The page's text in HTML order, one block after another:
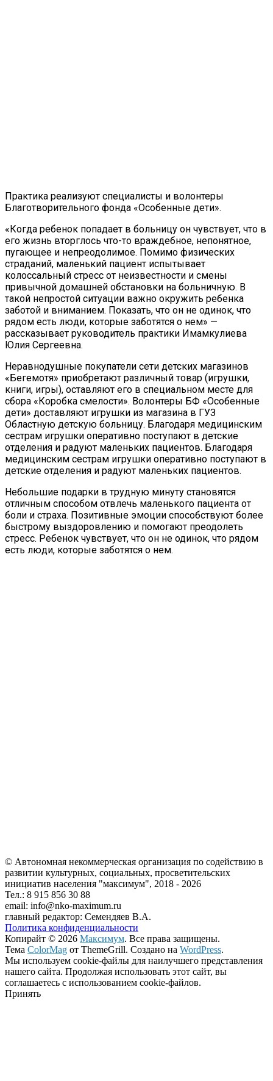
Практика реализуют специалисты и волонтеры
Благотворительного фонда «Особенные дети».
«Когда ребенок попадает в больницу он чувствует, что в
его жизнь вторглось что-то враждебное, непонятное,
пугающее и непреодолимое. Помимо физических
страданий, маленький пациент испытывает
колоссальный стресс от неизвестности и смены
привычной домашней обстановки на больничную. В
такой непростой ситуации важно окружить ребенка
заботой и вниманием. Показать, что он не одинок, что
рядом есть люди, которые заботятся о нем» —
рассказывает руководитель практики Имамкулиева
Юлия Сергеевна.
Неравнодушные покупатели сети детских магазинов
«Бегемотя» приобретают различный товар (игрушки,
книги, игры), оставляют его в специальном месте для
сбора «Коробка смелости». Волонтеры БФ «Особенные
дети» доставляют игрушки из магазина в ГУЗ
Областную детскую больницу. Благодаря медицинским
сестрам игрушки оперативно поступают в детские
отделения и радуют маленьких пациентов. Благодаря
медицинским сестрам игрушки оперативно поступают в
детские отделения и радуют маленьких пациентов.
Небольшие подарки в трудную минуту становятся
отличным способом отвлечь маленького пациента от
боли и страха. Позитивные эмоции способствуют более
быстрому выздоровлению и помогают преодолеть
стресс. Ребенок чувствует, что он не одинок, что рядом
есть люди, которые заботятся о нем.
© Автономная некоммерческая организация по содействию в
развитии культурных, социальных, просветительских
инициатив населения "максимум", 2018 - 2026
Тел.: 8 915 856 30 88
email: info@nko-maximum.ru
главный редактор: Семендяев В.А.
Политика конфиденциальности
Копирайт © 2026 Максимум. Все права защищены.
Тема ColorMag от ThemeGrill. Создано на WordPress.
Мы используем cookie-файлы для наилучшего представления
нашего сайта. Продолжая использовать этот сайт, вы
соглашаетесь с использованием cookie-файлов.
Принять